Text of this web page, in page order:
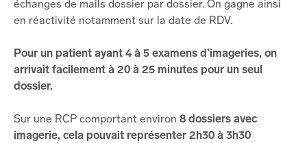
échanges de mails dossier par dossier. On gagne ainsi
en réactivité notamment sur la date de RDV.
Pour un patient ayant 4 à 5 examens d’imageries, on
arrivait facilement à 20 à 25 minutes pour un seul
dossier.
Sur une RCP comportant environ 8 dossiers avec
imagerie, cela pouvait représenter 2h30 à 3h30